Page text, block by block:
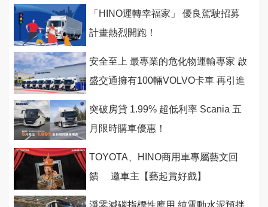
「HINO運轉幸福家」 優良駕駛招募
計畫熱烈開跑！
安全至上 最專業的危化物運輸專家 啟
盛交通擁有100輛VOLVO卡車 再引進
突破房貸 1.99% 超低利率 Scania 五
月限時購車優惠！
TOYOTA、HINO商用車專屬藝文回
饋 邀車主【藝起賞好戲】
淨零減碳指標性應用 純電動水泥預拌